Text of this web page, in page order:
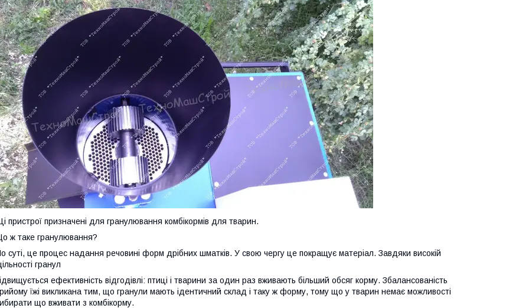
пристрої призначені для гранулювання комбікормів для тварин.
ж таке гранулювання?
суті, це процес надання речовині форм дрібних шматків. У свою чергу це покращує матеріал. Завдяки високій
гранул
ефективність відгодівлі: птиці і тварини за один раз вживають більший обсяг корму. Збалансованість
їжі викликана тим, що гранули мають ідентичний склад і таку ж форму, тому що у тварин немає можливості
що вживати з комбікорму.